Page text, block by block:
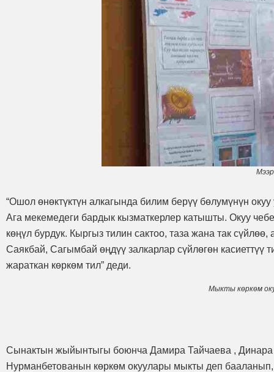
“Ошол өнөктүктүн алкагында билим берүү бөлумүнүн
Ага мекемедеги бардык кызматкерлер катышты. Окуу
көңүл бурдук. Кыргыз тилин сактоо, таза жана так
Саякбай, Сагымбай өңдүү залкарлар сүйлөгөн
жараткан көркөм тил” деди.
Мыкты көркөм
Сынактын жыйынтыгы боюнча Дамира Тайчаева ,
Нурманбетованын көркөм окуулары мыкты деп